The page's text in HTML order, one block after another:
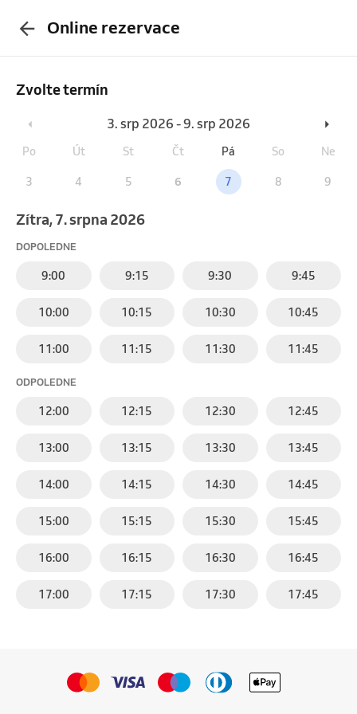
Online rezervace
Zvolte termín
3. srp 2026 - 9. srp 2026
Po Út St Čt Pá So Ne
3 4 5 6 7 8 9
Zítra, 7. srpna 2026
DOPOLEDNE
9:00 9:15 9:30 9:45
10:00 10:15 10:30 10:45
11:00 11:15 11:30 11:45
ODPOLEDNE
12:00 12:15 12:30 12:45
13:00 13:15 13:30 13:45
14:00 14:15 14:30 14:45
15:00 15:15 15:30 15:45
16:00 16:15 16:30 16:45
17:00 17:15 17:30 17:45